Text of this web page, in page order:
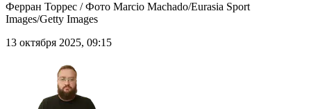
Ферран Торрес / Фото Marcio Machado/Eurasia Sport
Images/Getty Images
13 октября 2025, 09:15